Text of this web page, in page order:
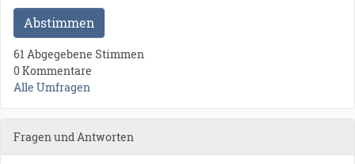
Abstimmen
61 Abgegebene Stimmen
0 Kommentare
Alle Umfragen
Fragen und Antworten